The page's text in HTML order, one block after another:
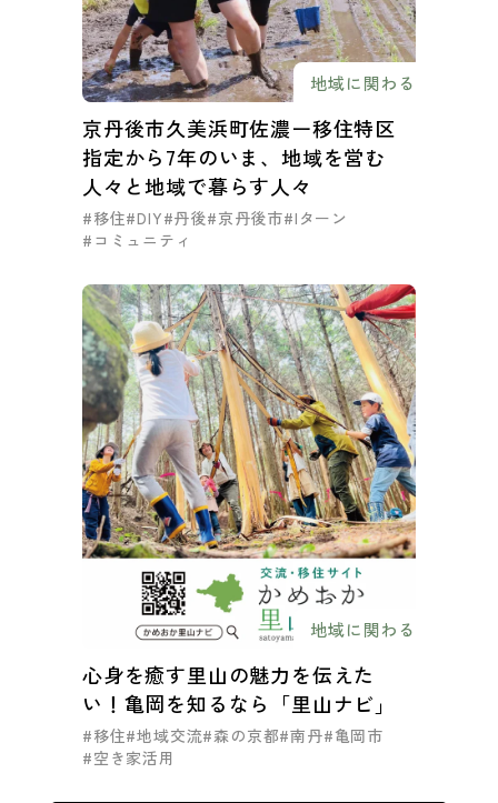
地域に関わる
京丹後市久美浜町佐濃ー移住特区
指定から7年のいま、地域を営む
人々と地域で暮らす人々
#移住#DIY#丹後#京丹後市#Iターン
#コミュニティ
地域に関わる
心身を癒す里山の魅力を伝えた
い！亀岡を知るなら「里山ナビ」
#移住#地域交流#森の京都#南丹#亀岡市
#空き家活用